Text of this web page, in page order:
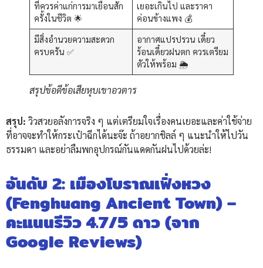
ที่ควรค่าแก่การมาเยือนสัก
ครั้งในชีวิต 🌟
เยอะเกินไป และราคา
ค่อนข้างแพง 💰
มีสิ่งอำนวยความสะดวก
ครบครัน ✅
อากาศแปรปรวน เดี๋ยว
ร้อนเดี๋ยวฝนตก ควรเตรียม
ตัวให้พร้อม 🌦️
สรุปข้อดีข้อเสียหุบเขาอวตาร
สรุป: วิวสวยอลังการจริง ๆ แต่เตรียมใจเรื่องคนเยอะและค่าใช้จ่าย
ที่อาจจะทำให้กระเป๋าฉีกได้นะจ๊ะ ถ้าอยากชิลล์ ๆ แนะนำให้ไปวัน
ธรรมดา และอย่าลืมพกอุปกรณ์กันแดดกันฝนไปด้วยล่ะ!
อันดับ 2: เมืองโบราณเฟิ่งหวง
(Fenghuang Ancient Town) –
คะแนนรีวิว 4.7/5 ดาว (จาก
Google Reviews)